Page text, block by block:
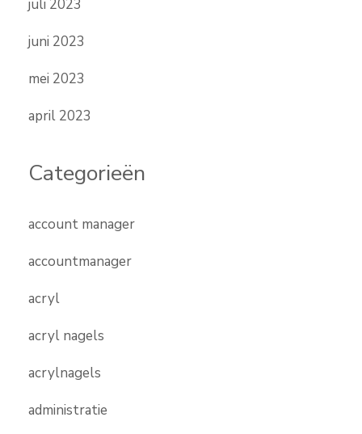
juli 2023
juni 2023
mei 2023
april 2023
Categorieën
account manager
accountmanager
acryl
acryl nagels
acrylnagels
administratie